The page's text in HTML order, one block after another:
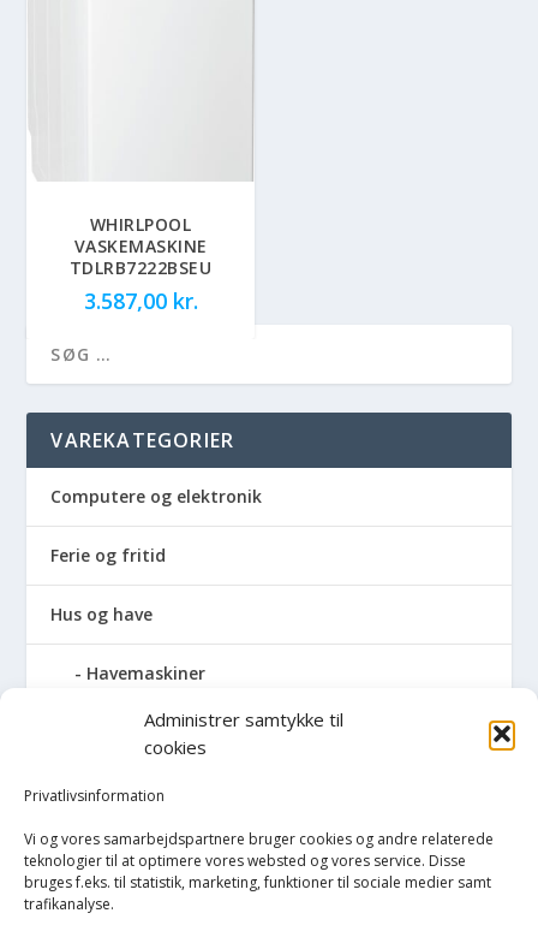
Administrer samtykke til
cookies
Privatlivsinformation
Vi og vores samarbejdspartnere bruger cookies og andre relaterede
teknologier til at optimere vores websted og vores service. Disse
bruges f.eks. til statistik, marketing, funktioner til sociale medier samt
trafikanalyse.
WHIRLPOOL
VASKEMASKINE
TDLRB7222BSEU
3.587,00 kr.
VAREKATEGORIER
Computere og elektronik
Ferie og fritid
Hus og have
Havemaskiner
Hvidevarer
Køkken
Opvarmning
Rengøring